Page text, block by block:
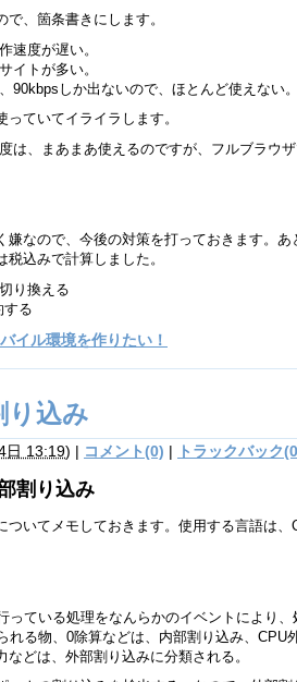
、箇条書きにします。
速度が遅い。
イトが多い。
90kbpsしか出ないので、ほとんど使えない
ていてイライラします。
は、まあまあ使えるのですが、フルブラウ
嫌なので、今後の対策を打っておきます。
込みで計算しました。
り換える
する
イル環境を作りたい！
り込み
日 13:19) | コメント(0) | トラックバック
割り込み
ついてメモしておきます。使用する言語は、
っている処理をなんらかのイベントにより
れる物、0除算などは、内部割り込み、CPU
どは、外部割り込みに分類される。